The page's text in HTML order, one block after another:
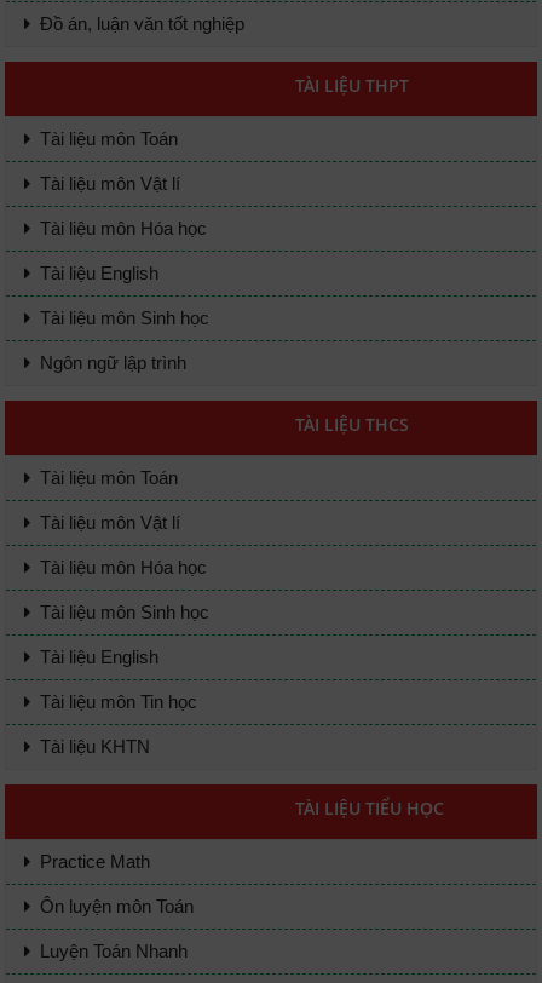
Đồ án, luận văn tốt nghiệp
TÀI LIỆU THPT
Tài liệu môn Toán
Tài liệu môn Vật lí
Tài liệu môn Hóa học
Tài liệu English
Tài liệu môn Sinh học
Ngôn ngữ lập trình
TÀI LIỆU THCS
Tài liệu môn Toán
Tài liệu môn Vật lí
Tài liệu môn Hóa học
Tài liệu môn Sinh học
Tài liệu English
Tài liệu môn Tin học
Tài liệu KHTN
TÀI LIỆU TIỂU HỌC
Practice Math
Ôn luyện môn Toán
Luyện Toán Nhanh